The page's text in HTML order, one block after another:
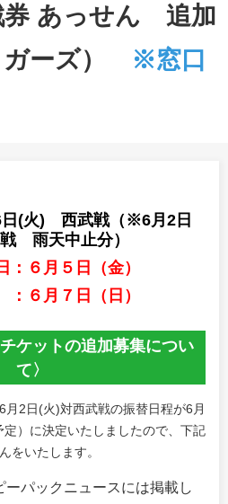
あっせん 追加
ガーズ）
※窓口
日(火) 西武戦（※6月2日
雨天中止分）
６月５日（金）
月７日（日）
ケットの追加募集につい
て〉
6 月 2日(火)対西武戦の振替日程が6 月
定）に決定いたしましたので、下記
をいたします。
パックニュースには掲載し